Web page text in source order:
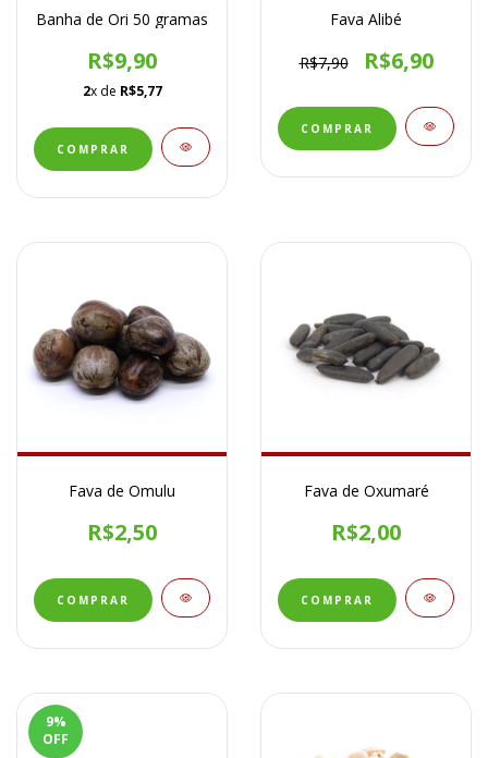
Banha de Ori 50 gramas
R$9,90
2x de R$5,77
Fava Alibé
R$7,90 R$6,90
Fava de Omulu
R$2,50
Fava de Oxumaré
R$2,00
9%
OFF